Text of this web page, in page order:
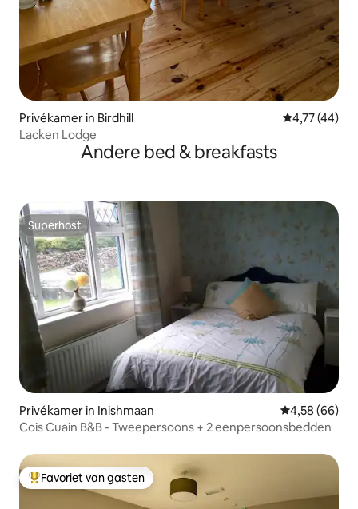
Privékamer in Birdhill Gemiddelde
4,77 (44)
Lacken Lodge
Andere bed & breakfasts
Superhost
Superhost
Privékamer in Inishmaan Gemiddelde
4,58 (66)
Cois Cuain B&B - Tweepersoons + 2 eenpersoonsbedden
Topfavoriet van gasten
Favoriet van gasten